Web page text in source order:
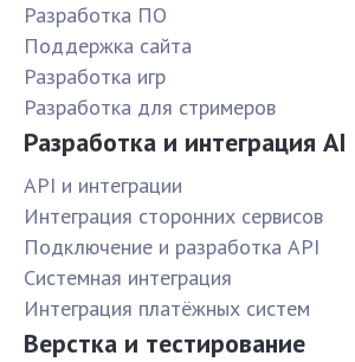
Разработка ПО
Поддержка сайта
Разработка игр
Разработка для стримеров
Разработка и интеграция AI
API и интеграции
Интеграция сторонних сервисов
Подключение и разработка API
Системная интеграция
Интеграция платёжных систем
Верстка и тестирование